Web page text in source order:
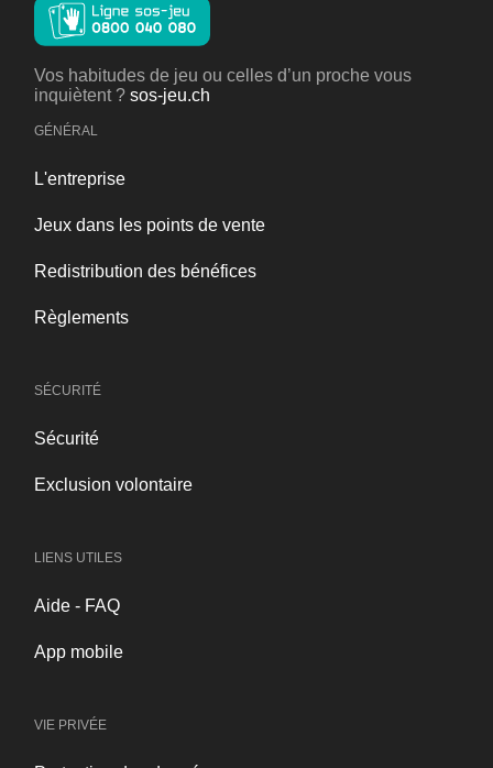
Vos habitudes de jeu ou celles d’un proche vous
inquiètent ? sos-jeu.ch
GÉNÉRAL
L'entreprise
Jeux dans les points de vente
Redistribution des bénéfices
Règlements
SÉCURITÉ
Sécurité
Exclusion volontaire
LIENS UTILES
Aide - FAQ
App mobile
VIE PRIVÉE